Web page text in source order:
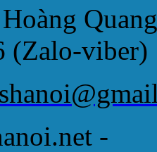
(Zalo-viber)
-